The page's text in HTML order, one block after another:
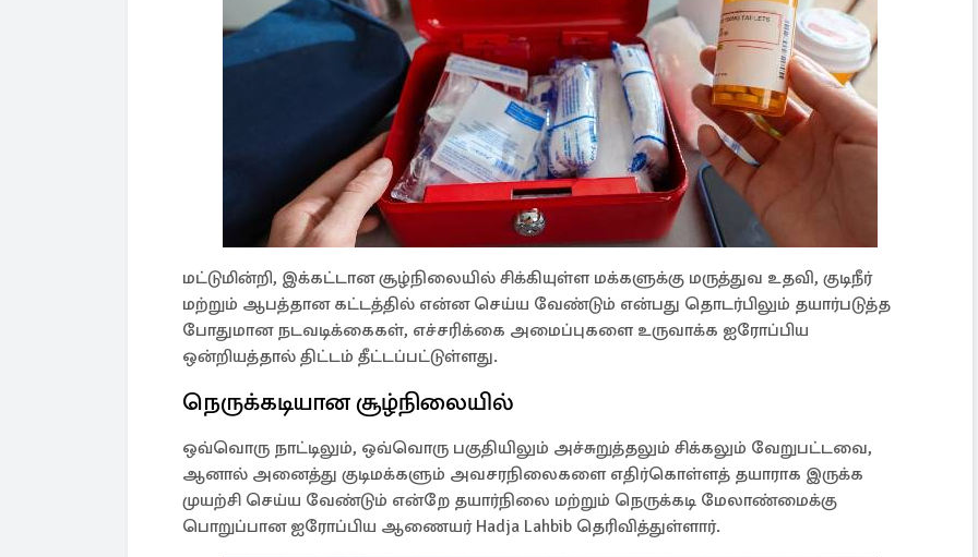
மட்டுமின்றி, இக்கட்டான சூழ்நிலையில் சிக்கியுள்ள மக்களுக்கு மருத்துவ உதவி, குடிநீர்
மற்றும் ஆபத்தான கட்டத்தில் என்ன செய்ய வேண்டும் என்பது தொடர்பிலும் தயார்படுத்த
போதுமான நடவடிக்கைகள், எச்சரிக்கை அமைப்புகளை உருவாக்க ஐரோப்பிய
ஒன்றியத்தால் திட்டம் தீட்டப்பட்டுள்ளது.
நெருக்கடியான சூழ்நிலையில்
ஒவ்வொரு நாட்டிலும், ஒவ்வொரு பகுதியிலும் அச்சுறுத்தலும் சிக்கலும் வேறுபட்டவை,
ஆனால் அனைத்து குடிமக்களும் அவசரநிலைகளை எதிர்கொள்ளத் தயாராக இருக்க
முயற்சி செய்ய வேண்டும் என்றே தயார்நிலை மற்றும் நெருக்கடி மேலாண்மைக்கு
பொறுப்பான ஐரோப்பிய ஆணையர் Hadja Lahbib தெரிவித்துள்ளார்.